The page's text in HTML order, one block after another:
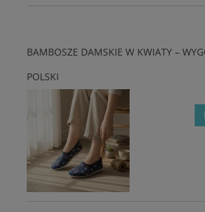
BAMBOSZE DAMSKIE W KWIATY –
POLSKI